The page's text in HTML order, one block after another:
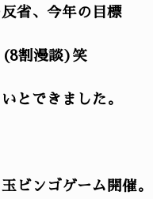
省、今年の目標
(8割漫談)笑
とできました。
ビンゴゲーム開催。